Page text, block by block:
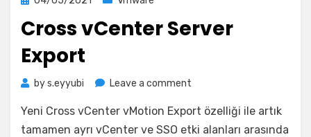
Cross vCenter Server
Export
bys.eyyubi Leave a comment
vCenter
Server
Yeni Cross vCenter vMotion Export özelliği ile artık
tamamen ayrı vCenter ve SSO etki alanları arasında